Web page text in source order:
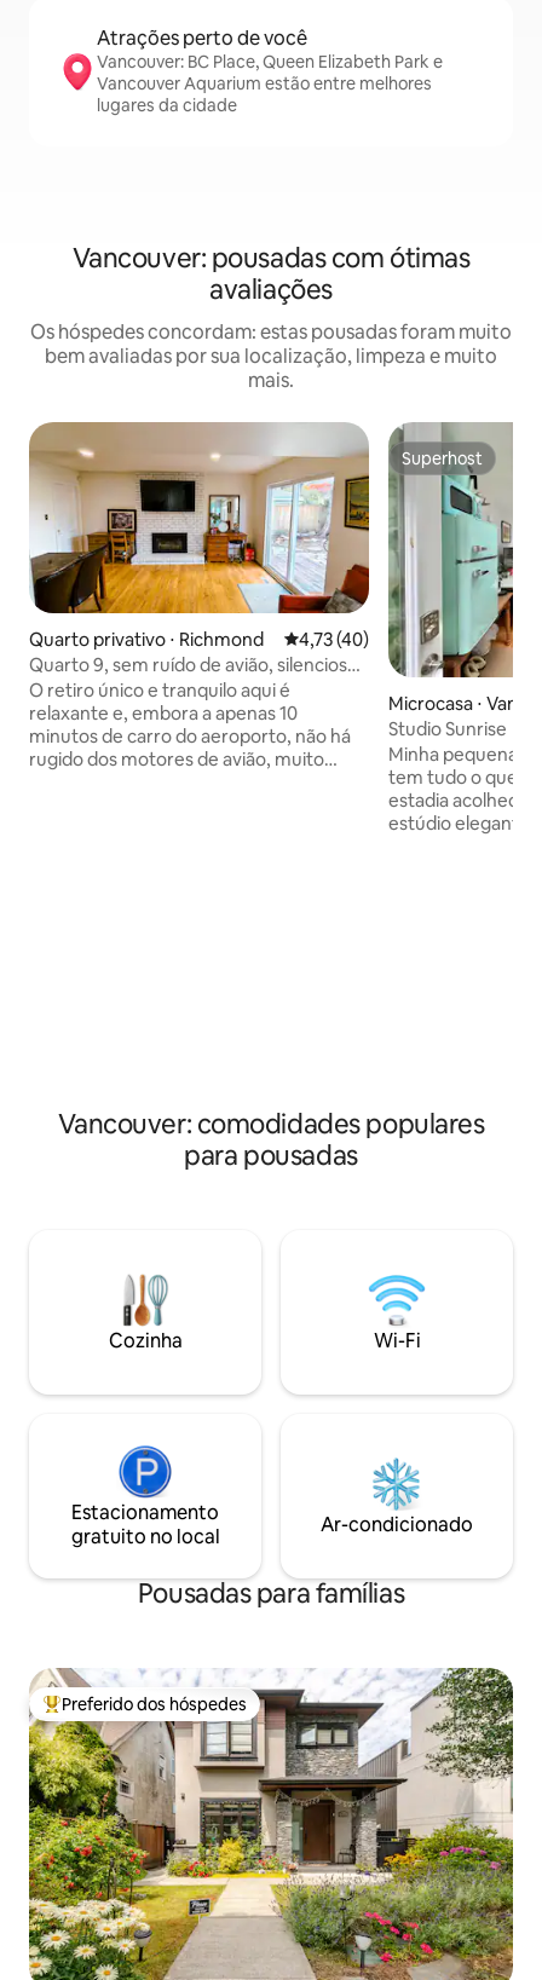
Atrações perto de você
Vancouver: BC Place, Queen Elizabeth Park e
Vancouver Aquarium estão entre melhores
lugares da cidade
Vancouver: pousadas com ótimas
avaliações
Os hóspedes concordam: estas pousadas foram muito
bem avaliadas por sua localização, limpeza e muito
mais.
Quarto privativo ⋅ Richmond 4,73 de uma avaliação média
4,73 (40)
Quarto 9, sem ruído de avião, silencioso,
cama queen size, suíte com banheiro e
chuveiro, iluminado, limpo e confortável,
para 1 a 2 pessoas
O retiro único e tranquilo aqui é
relaxante e, embora a apenas 10
minutos de carro do aeroporto, não há
rugido dos motores de avião, muito
Superhost
Superhost
Microcasa ⋅
Studio Sunrise
Minha pequena
tem tudo o que
estadia
estúdio elegante,
compras a uma
distância.
Vancouver: comodidades populares
para pousadas
Cozinha Wi-Fi
Estacionamento
gratuito no local
Ar-condicionado
Pousadas para famílias
Entre os melhores preferidos dos hóspedes
Preferido dos hóspedes